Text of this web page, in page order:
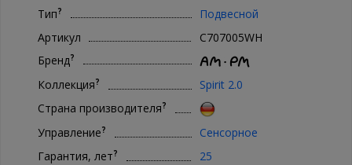
Тип?
Подвесной
Артикул
C707005WH
Бренд?
Коллекция?
Spirit 2.0
Страна производителя?
Управление?
Сенсорное
Гарантия, лет? 25